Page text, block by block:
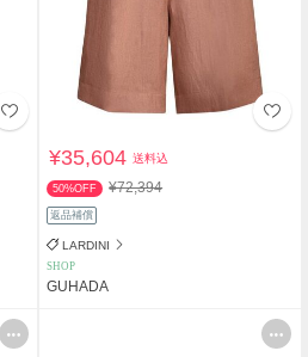
¥35,604送料込
50%OFF ¥72,394
返品補償
LARDINI
SHOP
GUHADA